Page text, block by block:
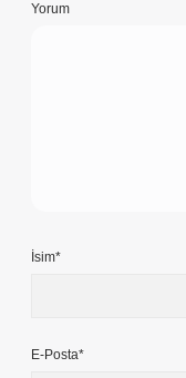
Yorum
İsim*
E-Posta*